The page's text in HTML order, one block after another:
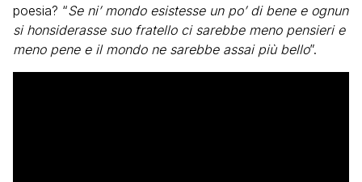
poesia? “Se ni’ mondo esistesse un po’ di bene e ognun
si honsiderasse suo fratello ci sarebbe meno pensieri e
meno pene e il mondo ne sarebbe assai più bello”.